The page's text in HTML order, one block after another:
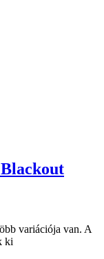
variációja van. A
ki